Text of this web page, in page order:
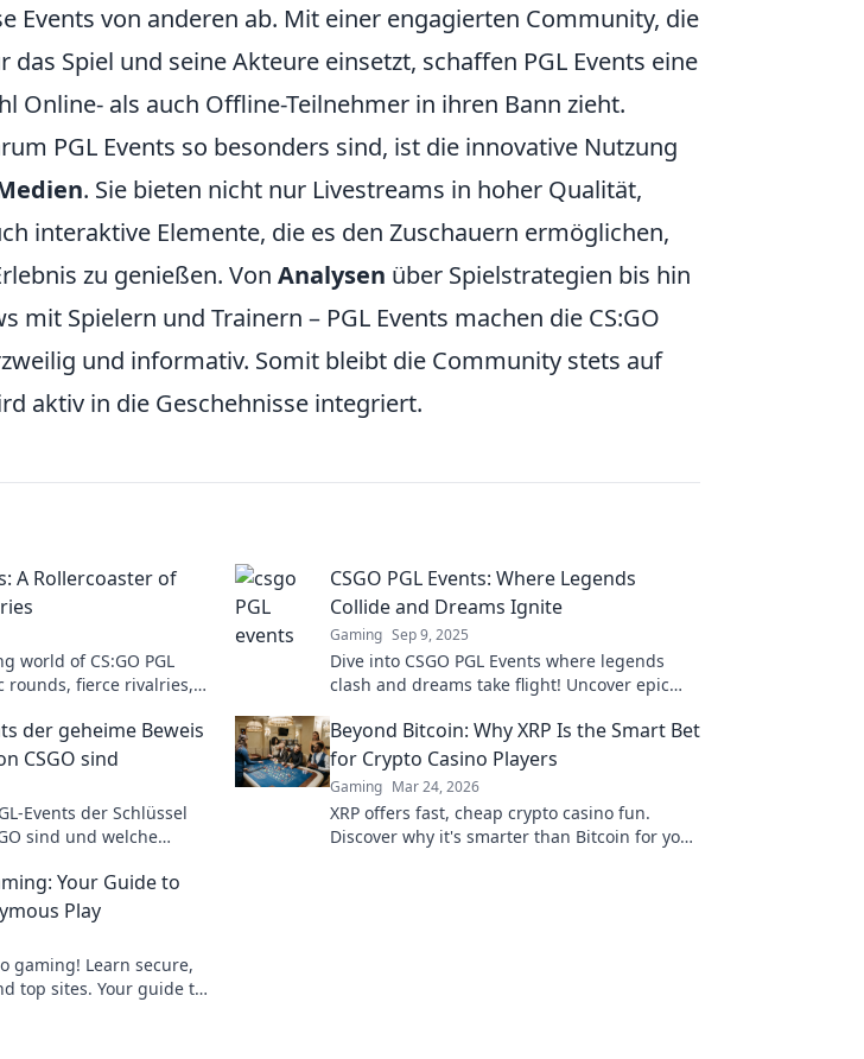
Events von anderen ab. Mit einer engagierten Community, die
Spiel und seine Akteure einsetzt, schaffen PGL Events eine
Online- als auch Offline-Teilnehmer in ihren Bann zieht.
PGL Events so besonders sind, ist die innovative Nutzung
. Sie bieten nicht nur Livestreams in hoher Qualität,
interaktive Elemente, die es den Zuschauern ermöglichen,
zu genießen. Von Analysen über Spielstrategien bis hin
mit Spielern und Trainern – PGL Events machen die CS:GO
und informativ. Somit bleibt die Community stets auf
aktiv in die Geschehnisse integriert.
A Rollercoaster of
world of CS:GO PGL
rounds, fierce rivalries,
CSGO PGL Events: Where Legends
Collide and Dreams Ignite
Gaming Sep 9, 2025
Dive into CSGO PGL Events where legends
clash and dreams take flight! Uncover epic
der geheime Beweis
CSGO sind
Events der Schlüssel
sind und welche
Beyond Bitcoin: Why XRP Is the Smart Bet
for Crypto Casino Players
Gaming Mar 24, 2026
XRP offers fast, cheap crypto casino fun.
Discover why it's smarter than Bitcoin for your
Your Guide to
Play
gaming! Learn secure,
top sites. Your guide to